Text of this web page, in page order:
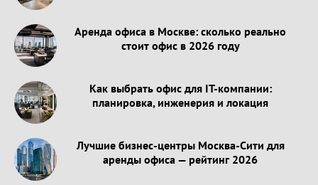
Аренда офиса в Москве: сколько реально
стоит офис в 2026 году
Как выбрать офис для IT-компании:
планировка, инженерия и локация
Лучшие бизнес-центры Москва-Сити для
аренды офиса — рейтинг 2026